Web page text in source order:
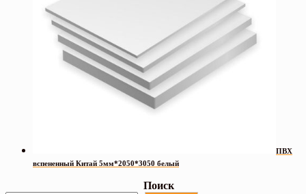
ПВХ
вспененный Китай 5мм*2050*3050 белый
Поиск